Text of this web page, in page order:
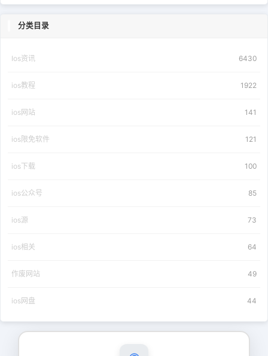
分类目录
Ios资讯 6430
ios教程 1922
ios网站 141
ios限免软件 121
ios下载 100
ios公众号 85
ios源 73
ios相关 64
作废网站 49
ios网盘 44